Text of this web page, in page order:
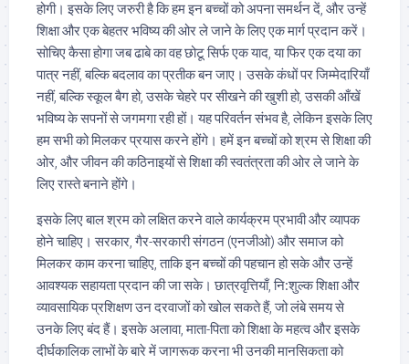
होगी। इसके लिए जरुरी है कि हम इन बच्चों को अपना समर्थन दें, और उन्हें
शिक्षा और एक बेहतर भविष्य की ओर ले जाने के लिए एक मार्ग प्रदान करें।
सोचिए कैसा होगा जब ढाबे का वह छोटू सिर्फ एक याद, या फिर एक दया का
पात्र नहीं, बल्कि बदलाव का प्रतीक बन जाए। उसके कंधों पर जिम्मेदारियाँ
नहीं, बल्कि स्कूल बैग हो, उसके चेहरे पर सीखने की खुशी हो, उसकी आँखें
भविष्य के सपनों से जगमगा रही हों। यह परिवर्तन संभव है, लेकिन इसके लिए
हम सभी को मिलकर प्रयास करने होंगे। हमें इन बच्चों को श्रम से शिक्षा की
ओर, और जीवन की कठिनाइयों से शिक्षा की स्वतंत्रता की ओर ले जाने के
लिए रास्ते बनाने होंगे।
इसके लिए बाल श्रम को लक्षित करने वाले कार्यक्रम प्रभावी और व्यापक
होने चाहिए। सरकार, गैर-सरकारी संगठन (एनजीओ) और समाज को
मिलकर काम करना चाहिए, ताकि इन बच्चों की पहचान हो सके और उन्हें
आवश्यक सहायता प्रदान की जा सके। छात्रवृत्तियाँ, नि:शुल्क शिक्षा और
व्यावसायिक प्रशिक्षण उन दरवाजों को खोल सकते हैं, जो लंबे समय से
उनके लिए बंद हैं। इसके अलावा, माता-पिता को शिक्षा के महत्व और इसके
दीर्घकालिक लाभों के बारे में जागरूक करना भी उनकी मानसिकता को